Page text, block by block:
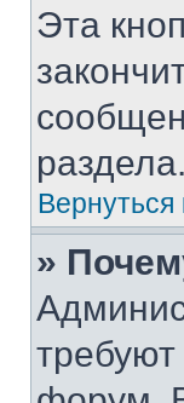
Эта
раздела.
Вернуться
»